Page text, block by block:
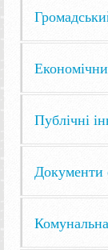
Публічні
Документи